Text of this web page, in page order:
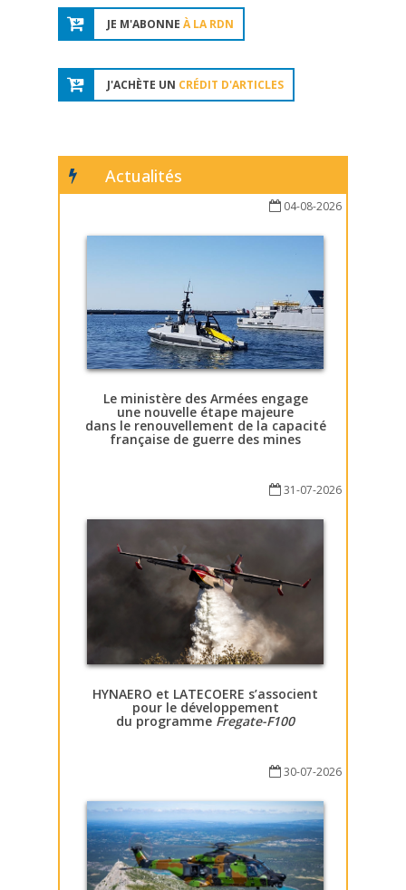
JE M'ABONNE À LA RDN
J'ACHÈTE UN CRÉDIT D'ARTICLES
Actualités
04-08-2026
Le ministère des Armées engage
une nouvelle étape majeure
dans le renouvellement de la capacité
française de guerre des mines
31-07-2026
HYNAERO et LATECOERE s’associent
pour le développement
du programme Fregate-F100
30-07-2026